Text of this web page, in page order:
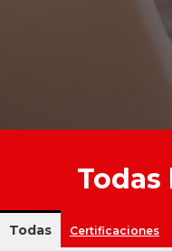
Politica de Seguridad
Politica de
Todas Certificaciones